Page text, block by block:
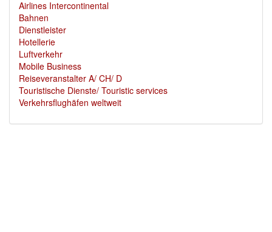
Airlines Intercontinental
Bahnen
Dienstleister
Hotellerie
Luftverkehr
Mobile Business
Reiseveranstalter A/ CH/ D
Touristische Dienste/ Touristic services
Verkehrsflughäfen weltweit